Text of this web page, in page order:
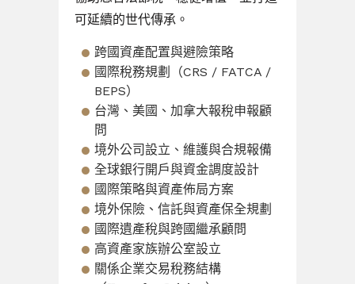
商業法律諮詢（商務契約、股權
台灣會計與記帳報稅服務
公司財報製作與稅務申報
員工薪資、勞健保處理
董監事變更、股東會運作設計
台灣協會、基金會、分公司設立
瞭解更多